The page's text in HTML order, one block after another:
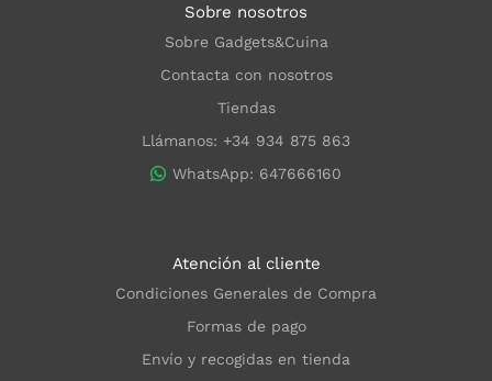
Sobre nosotros
Sobre Gadgets&Cuina
Contacta con nosotros
Tiendas
Llámanos: +34 934 875 863
WhatsApp: 647666160
Atención al cliente
Condiciones Generales de Compra
Formas de pago
Envío y recogidas en tienda